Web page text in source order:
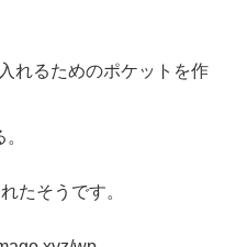
れるためのポケットを作
たそうです。